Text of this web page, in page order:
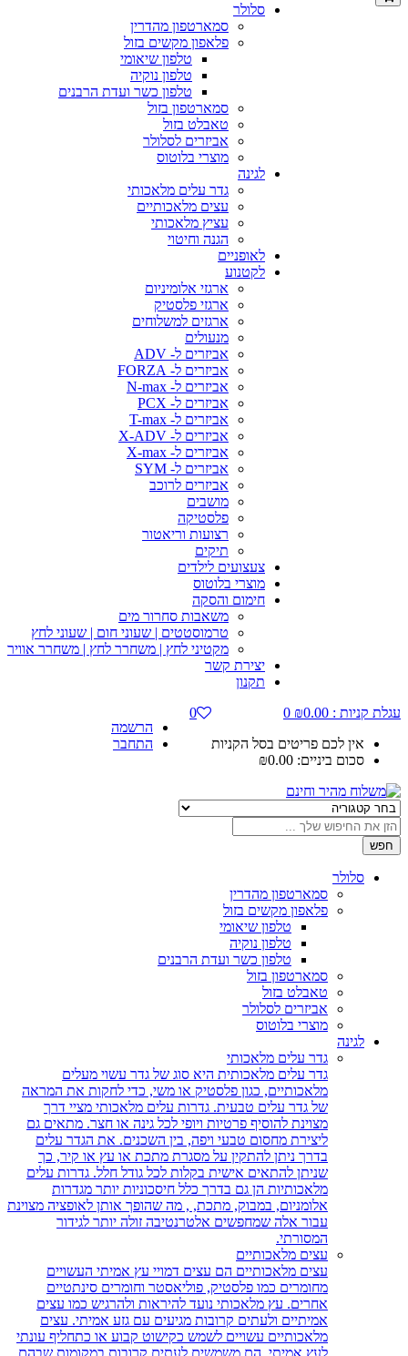
סלולר
סמארטפון מהדרין
פלאפון מקשים בזול
טלפון שיאומי
טלפון נוקיה
טלפון כשר ועדת הרבנים
סמארטפון בזול
טאבלט בזול
אביזרים לסלולר
מוצרי בלוטוס
לגינה
גדר עלים מלאכותי
עצים מלאכותיים
עציץ מלאכותי
הגנה וחיטוי
לאופניים
לקטנוע
ארגזי אלומיניום
ארגזי פלסטיק
ארגזים למשלוחים
מנעולים
אביזרים ל- ADV
אביזרים ל- FORZA
אביזרים ל- N-max
אביזרים ל- PCX
אביזרים ל- T-max
אביזרים ל- X-ADV
אביזרים ל- X-max
אביזרים ל- SYM
אביזרים לרוכב
מושבים
פלסטיקה
רצועות וריאטור
תיקים
צעצועים לילדים
מוצרי בלוטוס
חימום והסקה
משאבות סחרור מים
טרמוסטטים | שעוני חום | שעוני לחץ
מקטיני לחץ | משחרר לחץ | משחרר אוויר
יצירת קשר
תקנון
עגלת קניות :
₪0.00
0
אין לכם פריטים בסל הקניות
סכום ביניים:
₪0.00
0
הרשמה
התחבר
חפש
סלולר
סמארטפון מהדרין
פלאפון מקשים בזול
טלפון שיאומי
טלפון נוקיה
טלפון כשר ועדת הרבנים
סמארטפון בזול
טאבלט בזול
אביזרים לסלולר
מוצרי בלוטוס
לגינה
גדר עלים מלאכותי
גדר עלים מלאכותית היא סוג של גדר עשוי מעלים
מלאכותיים, כגון פלסטיק או משי, כדי לחקות את המראה
של גדר עלים טבעית. גדרות עלים מלאכותי מציי דרך
מצוינת להוסיף פרטיות ויופי לכל גינה או חצר. מתאים גם
ליצירת מחסום טבעי ויפה, בין השכנים. את הגדר עלים
בדרך ניתן להתקין על מסגרת מתכת או עץ או קיר, כך
שניתן להתאים אישית בקלות לכל גודל חלל. גדרות עלים
מלאכותיות הן גם בדרך כלל חיסכוניות יותר מגדרות
אלומניום, במבוק, מתכת, , מה שהופך אותן לאופציה מצוינת
עבור אלה שמחפשים אלטרנטיבה זולה יותר לגידור
המסורתי.
עצים מלאכותיים
עצים מלאכותיים הם עצים דמויי עץ אמיתי העשויים
מחומרים כמו פלסטיק, פוליאסטר וחומרים סינתטיים
אחרים. עץ מלאכותי נועד להיראות ולהרגיש כמו עצים
אמיתיים ולעתים קרובות מגיעים עם גזע אמיתי. עצים
מלאכותיים עשויים לשמש כקישוט קבוע או כתחליף עונתי
לעץ אמיתי. הם משמשים לעתים קרובות במקומות שבהם